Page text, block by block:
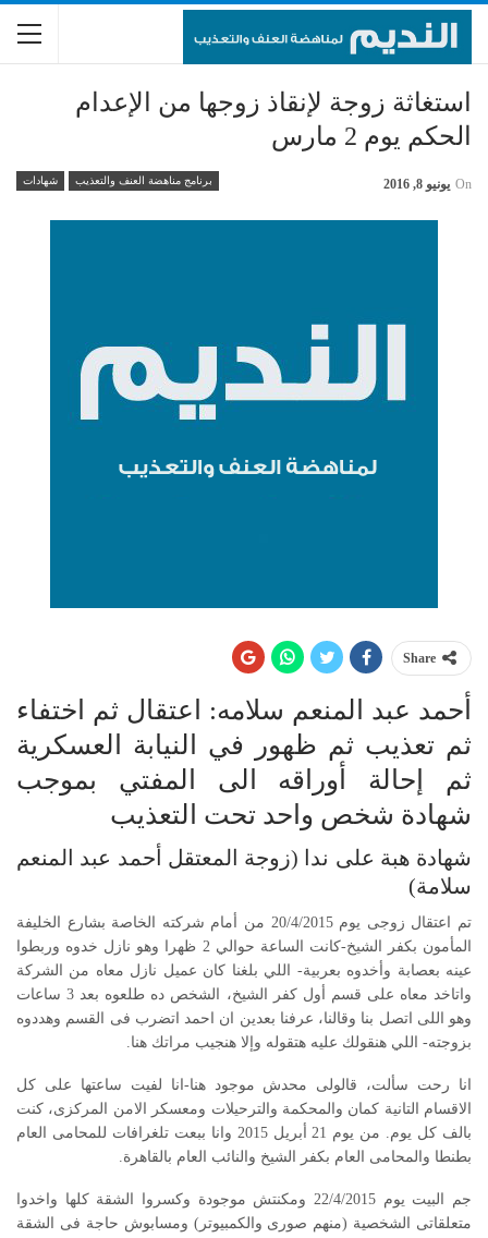
استغاثة زوجة لإنقاذ زوجها من الإعدام
الحكم يوم 2 مارس
برنامج مناهضة العنف والتعذيب شهادات On يونيو 8, 2016
Share
أحمد عبد المنعم سلامه: اعتقال ثم اختفاء
ثم تعذيب ثم ظهور في النيابة العسكرية
ثم إحالة أوراقه الى المفتي بموجب
شهادة شخص واحد تحت التعذيب
شهادة هبة على ندا (زوجة المعتقل أحمد عبد المنعم
سلامة)
تم اعتقال زوجى يوم 20/4/2015 من أمام شركته الخاصة بشارع الخليفة
المأمون بكفر الشيخ-كانت الساعة حوالي 2 ظهرا وهو نازل خدوه وربطوا
عينه بعصابة وأخدوه بعربية- اللي بلغنا كان عميل نازل معاه من الشركة
واتاخد معاه على قسم أول كفر الشيخ، الشخص ده طلعوه بعد 3 ساعات
وهو اللى اتصل بنا وقالنا، عرفنا بعدين ان احمد اتضرب فى القسم وهددوه
بزوجته- اللي هنقولك عليه هتقوله وإلا هنجيب مراتك هنا.
انا رحت سألت، قالولى محدش موجود هنا-انا لفيت ساعتها على كل
الاقسام التانية كمان والمحكمة والترحيلات ومعسكر الامن المركزى، كنت
بالف كل يوم. من يوم 21 أبريل 2015 وانا ببعت تلغرافات للمحامى العام
بطنطا والمحامى العام بكفر الشيخ والنائب العام بالقاهرة.
جم البيت يوم 22/4/2015 ومكنتش موجودة وكسروا الشقة كلها واخدوا
متعلقاتى الشخصية (منهم صورى والكمبيوتر) ومسابوش حاجة فى الشقة